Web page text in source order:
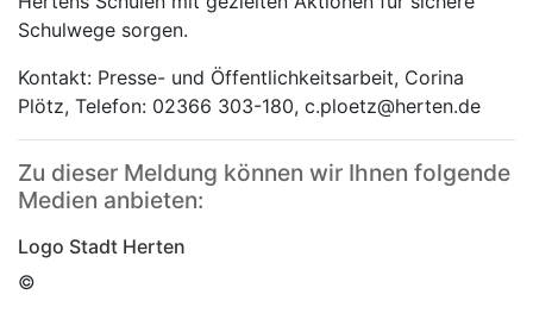
Schulwege sorgen.
Kontakt: Presse- und Öffentlichkeitsarbeit, Corina
Plötz, Telefon: 02366 303-180, c.ploetz@herten.de
Zu dieser Meldung können wir Ihnen folgende
Medien anbieten:
Logo Stadt Herten
©